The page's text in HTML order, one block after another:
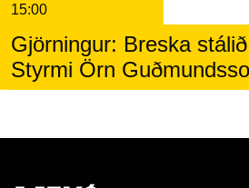
15:00
Gjörningur: Breska
Styrmi Örn